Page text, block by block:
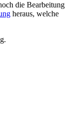
die Bearbeitung
heraus, welche